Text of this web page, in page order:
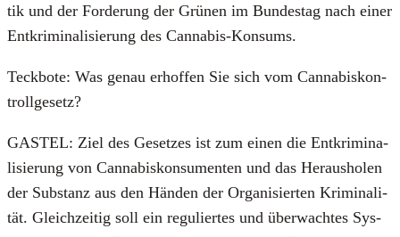
tik und der For­de­rung der Grü­nen im Bun­des­tag nach einer
Ent­kri­mi­na­li­sie­rung des Can­na­bis-Kon­sums.
Teck­bo­te: Was genau erhof­fen Sie sich vom Can­na­bis­kon­
troll­ge­setz?
GASTEL: Ziel des Geset­zes ist zum einen die Ent­kri­mi­na­
li­sie­rung von Can­na­bis­kon­su­men­ten und das Her­aus­ho­len
der Sub­stanz aus den Hän­den der Orga­ni­sier­ten Kri­mi­na­li­
tät. Gleich­zei­tig soll ein regu­lier­tes und über­wach­tes Sys­